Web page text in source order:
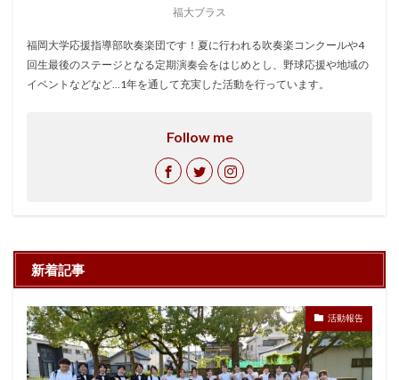
福大ブラス
福岡大学応援指導部吹奏楽団です！夏に行われる吹奏楽コンクールや4
回生最後のステージとなる定期演奏会をはじめとし、野球応援や地域の
イベントなどなど…1年を通して充実した活動を行っています。
Follow me
新着記事
活動報告